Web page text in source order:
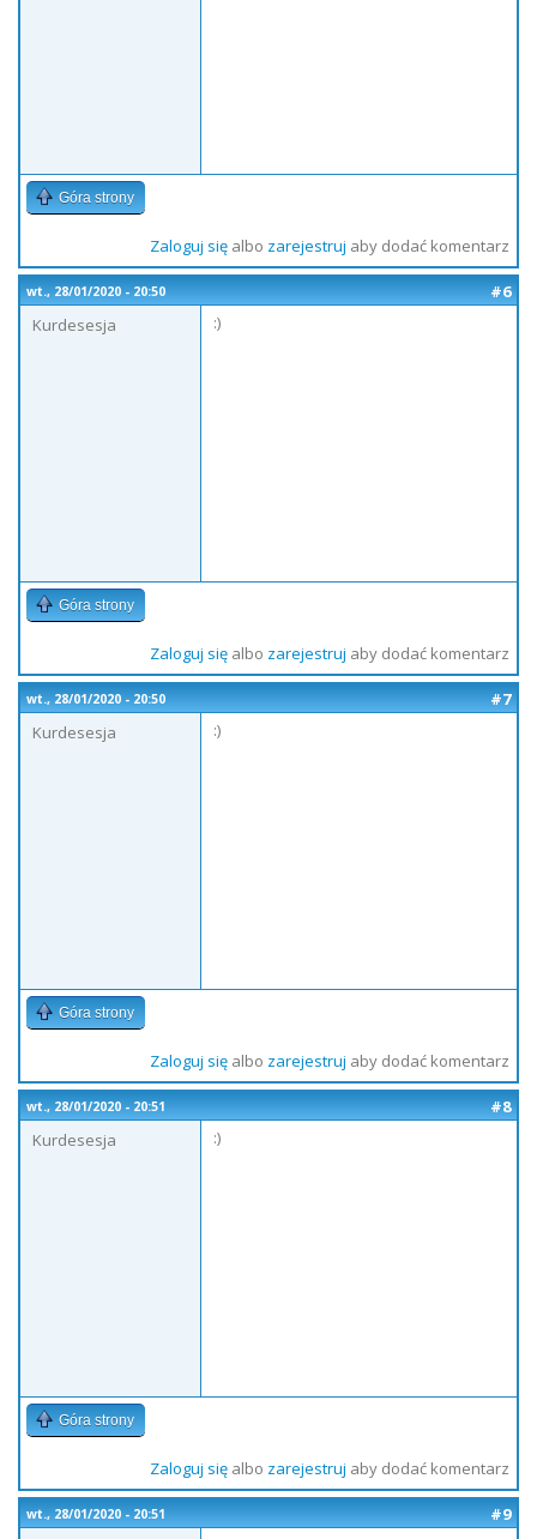
Góra strony
Zaloguj sięalbo zarejestruj aby dodać komentarz
wt., 28/01/2020 - 20:50
#6
Kurdesesja
:)
Góra strony
Zaloguj sięalbo zarejestruj aby dodać komentarz
wt., 28/01/2020 - 20:50
#7
Kurdesesja
:)
Góra strony
Zaloguj sięalbo zarejestruj aby dodać komentarz
wt., 28/01/2020 - 20:51
#8
Kurdesesja
:)
Góra strony
Zaloguj sięalbo zarejestruj aby dodać komentarz
wt., 28/01/2020 - 20:51
#9